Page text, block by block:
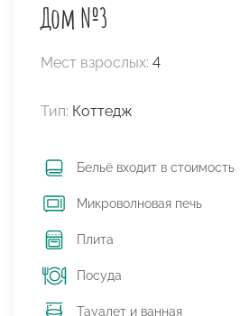
Дом №3
Мест взрослых: 4
Тип: Коттедж
Бельё входит в стоимость
Микроволновая печь
Плита
Посуда
Тауалет и ванная